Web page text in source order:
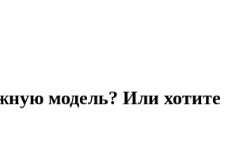
модель? Или хотите